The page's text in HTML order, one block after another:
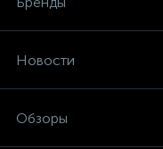
Новости
Обзоры